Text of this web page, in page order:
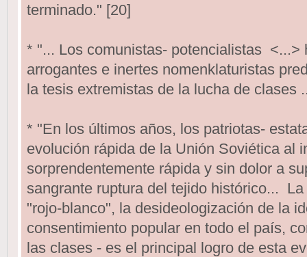
terminado." [20]
* "... Los comunistas- potencialistas <...>
arrogantes e inertes nomenklaturistas
la tesis extremistas de la lucha de clases
* "En los últimos años, los patriotas-
evolución rápida de la Unión Soviética al
sorprendentemente rápida y sin dolor a
sangrante ruptura del tejido histórico...
"rojo-blanco", la desideologización de la
consentimiento popular en todo el país,
las clases - es el principal logro de esta